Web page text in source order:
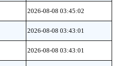
2026-08-08 03:45:02
2026-08-08 03:43:01
2026-08-08 03:43:01